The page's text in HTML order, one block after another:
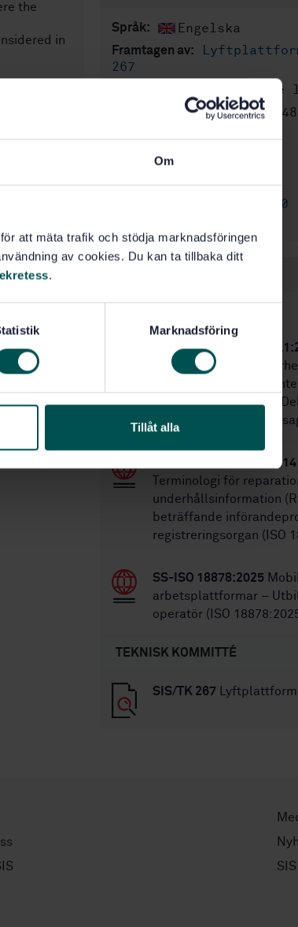
Om
att mäta trafik och stödja marknadsföringen
av cookies. Du kan ta tillbaka ditt
.
Marknadsföring
Tillåt alla
the
in
its
Språk: Engelska
Framtagen av:
267
Artikelnummer:STD-
3
Fastställd:
120
SS-EN 1493:2010
SS-EN 1756-
Bakgavellyftar -
bakgavellyftar för
hjulförsedda fordon -
Bakgavellyftar för
SS-EN ISO 18542-2:2014
Terminologi för
underhållsinformation
beträffande
registreringsorgan (ISO
SS-ISO 18878:2025
arbetsplattformar –
operatör (ISO
TEKNISK KOMMITTÉ
SIS/TK 267